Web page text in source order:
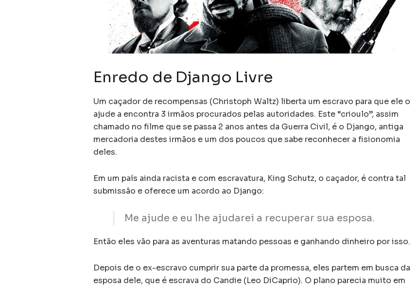
Enredo de Django Livre
Um caçador de recompensas (Christoph Waltz) liberta um escravo para que ele o
ajude a encontra 3 irmãos procurados pelas autoridades. Este “crioulo”, assim
chamado no filme que se passa 2 anos antes da Guerra Civil, é o Django, antiga
mercadoria destes irmãos e um dos poucos que sabe reconhecer a fisionomia
deles.
Em um país ainda racista e com escravatura, King Schutz, o caçador, é contra tal
submissão e oferece um acordo ao Django:
Me ajude e eu lhe ajudarei a recuperar sua esposa.
Então eles vão para as aventuras matando pessoas e ganhando dinheiro por isso.
Depois de o ex-escravo cumprir sua parte da promessa, eles partem em busca da
esposa dele, que é escrava do Candie (Leo DiCaprio). O plano parecia muito em